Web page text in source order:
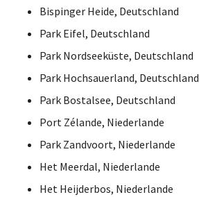
Bispinger Heide, Deutschland
Park Eifel, Deutschland
Park Nordseeküste, Deutschland
Park Hochsauerland, Deutschland
Park Bostalsee, Deutschland
Port Zélande, Niederlande
Park Zandvoort, Niederlande
Het Meerdal, Niederlande
Het Heijderbos, Niederlande